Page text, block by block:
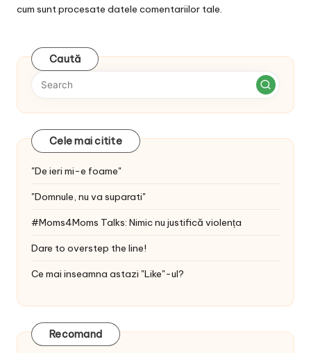
cum sunt procesate datele comentariilor tale.
Caută
Cele mai citite
"De ieri mi-e foame"
"Domnule, nu va suparati"
#Moms4Moms Talks: Nimic nu justifică violența
Dare to overstep the line!
Ce mai inseamna astazi "Like"-ul?
Recomand